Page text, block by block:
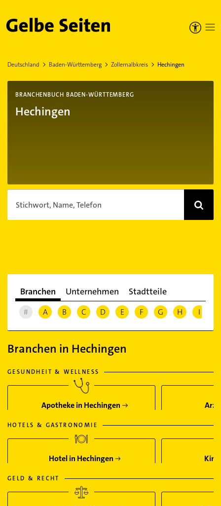
Gelbe Seiten
Deutschland Baden-Württemberg Zollernalbkreis Hechingen
BRANCHENBUCH BADEN-WÜRTTEMBERG
Hechingen
Stichwort, Name, Telefon
Branchen Unternehmen Stadtteile
# A B C D E F G H I
Branchen in Hechingen
GESUNDHEIT & WELLNESS
Apotheke in Hechingen Arzt
HOTELS & GASTRONOMIE
Hotel in Hechingen
GELD & RECHT